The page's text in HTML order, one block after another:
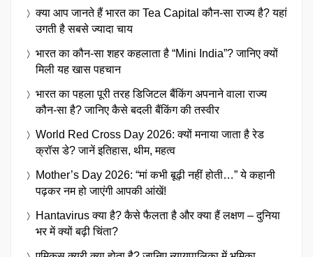
क्या आप जानते हैं भारत का Tea Capital कौन-सा राज्य है? यहां
उगती है सबसे ज्यादा चाय
भारत का कौन-सा शहर कहलाता है “Mini India”? जानिए क्यों
मिली यह खास पहचान
भारत का पहला पूरी तरह डिजिटल बैंकिंग अपनाने वाला राज्य
कौन-सा है? जानिए कैसे बदली बैंकिंग की तस्वीर
World Red Cross Day 2026: क्यों मनाया जाता है रेड
क्रॉस डे? जानें इतिहास, थीम, महत्व
Mother’s Day 2026: “मां कभी बूढ़ी नहीं होती…” ये कहानी
पढ़कर नम हो जाएंगी आपकी आंखें!
Hantavirus क्या है? कैसे फैलता है और क्या हैं लक्षण – दुनिया
भर में क्यों बढ़ी चिंता?